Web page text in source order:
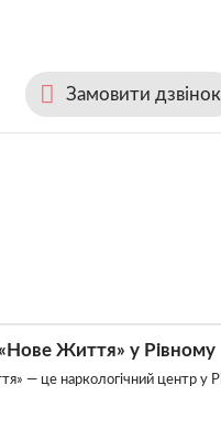
Замовити дзвінок
«Нове Життя» у Рівному
— це наркологічний центр у